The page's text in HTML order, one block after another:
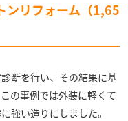
リフォーム（1,65
断を行い、その結果に基
の事例では外装に軽くて
強い造りにしました。